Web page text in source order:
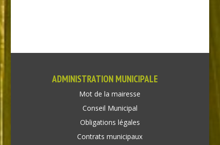
ADMINISTRATION MUNICIPALE
Mot de la mairesse
Conseil Municipal
Obligations légales
Contrats municipaux